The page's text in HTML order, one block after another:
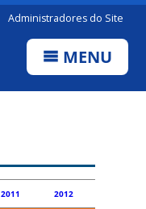
Administradores do Site
MENU
2011 2012